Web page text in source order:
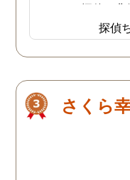
ました。探偵は
的な態度で、家
丁寧に調査してく
た。調査は約3時
見つかりませんで
そのプロセスと説
探偵
さくら